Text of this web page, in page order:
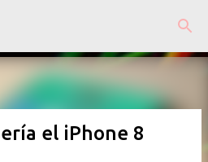
principal
el iPhone 8